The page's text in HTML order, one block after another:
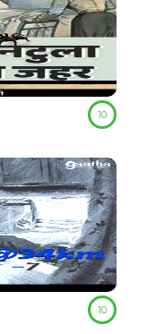
10
10